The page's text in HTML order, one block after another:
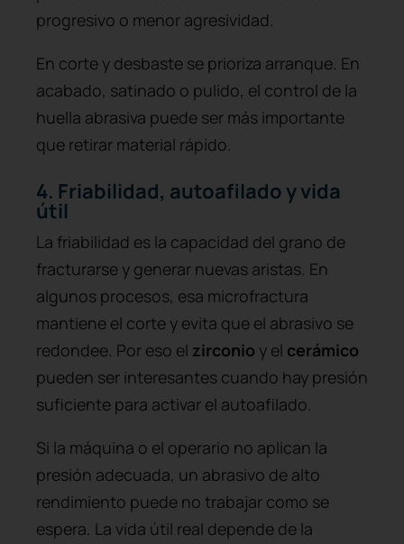
progresivo o menor agresividad.
En corte y desbaste se prioriza arranque. En
acabado, satinado o pulido, el control de la
huella abrasiva puede ser más importante
que retirar material rápido.
4. Friabilidad, autoafilado y vida
útil
La friabilidad es la capacidad del grano de
fracturarse y generar nuevas aristas. En
algunos procesos, esa microfractura
mantiene el corte y evita que el abrasivo se
redondee. Por eso el zirconio y el cerámico
pueden ser interesantes cuando hay presión
suficiente para activar el autoafilado.
Si la máquina o el operario no aplican la
presión adecuada, un abrasivo de alto
rendimiento puede no trabajar como se
espera. La vida útil real depende de la